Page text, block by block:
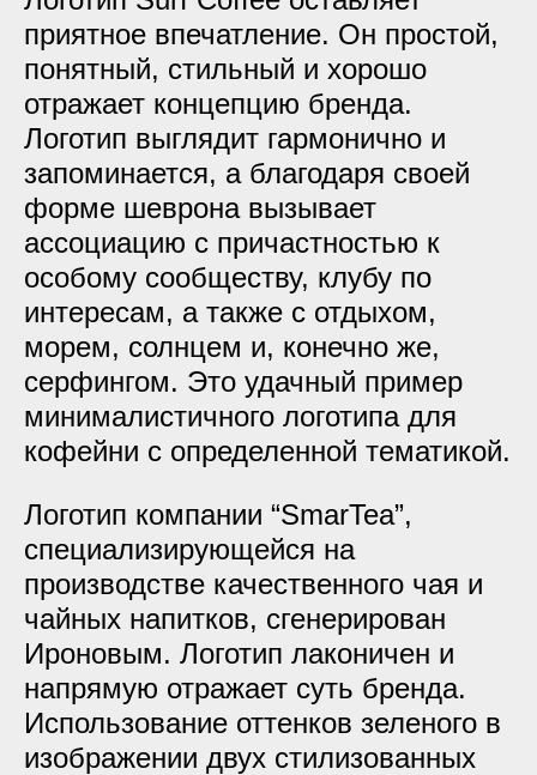
приятное впечатление. Он простой,
понятный, стильный и хорошо
отражает концепцию бренда.
Логотип выглядит гармонично и
запоминается, а благодаря своей
форме шеврона вызывает
ассоциацию с причастностью к
особому сообществу, клубу по
интересам, а также с отдыхом,
морем, солнцем и, конечно же,
серфингом. Это удачный пример
минималистичного логотипа для
кофейни с определенной тематикой.
Логотип компании “SmarTea”,
специализирующейся на
производстве качественного чая и
чайных напитков, сгенерирован
Ироновым. Логотип лаконичен и
напрямую отражает суть бренда.
Использование оттенков зеленого в
изображении двух стилизованных